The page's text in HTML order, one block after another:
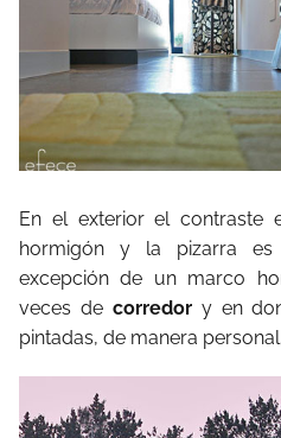
En el exterior el contraste
hormigón y la pizarra
excepción de un marco
veces de corredor y en
pintadas, de manera